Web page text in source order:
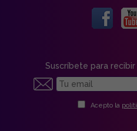
Suscríbete para
Acepto la